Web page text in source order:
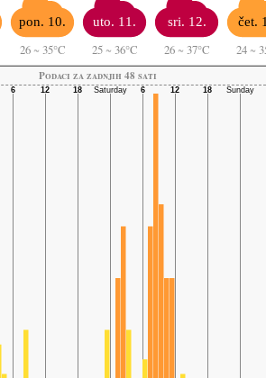
pon. 10.
26 ~ 35°C
uto. 11.
25 ~ 36°C
sri. 12.
26 ~ 37°C
čet.
24 ~
Podaci za zadnjih 48 sati